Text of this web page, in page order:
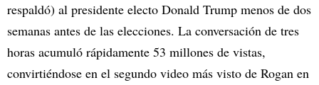
respaldó) al presidente electo Donald Trump menos de dos
semanas antes de las elecciones. La conversación de tres
horas acumuló rápidamente 53 millones de vistas,
convirtiéndose en el segundo video más visto de Rogan en